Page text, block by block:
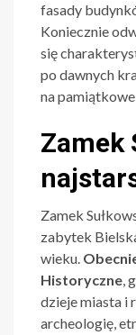
fasady
Koniecznie
się
po dawnych
na
Zamek
Zamek
zabytek
wieku.
Historyczne,
dzieje miasta i
archeologię,